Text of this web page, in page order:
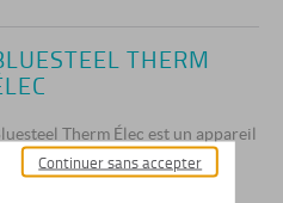
THERM
Therm Élec est un appareil
DENFC avec amélioration
thermique et à énergie électrique
Continuer sans accepter